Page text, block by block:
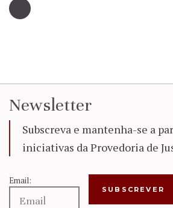
Newsletter
Subscreva e mantenha-se a
iniciativas da Provedoria de
Email: